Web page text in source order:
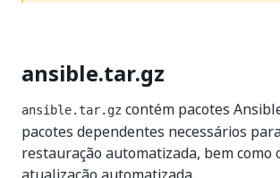
ansible.tar.gz
ansible.tar.gz contém pacotes
pacotes dependentes necessários
restauração automatizada, bem como